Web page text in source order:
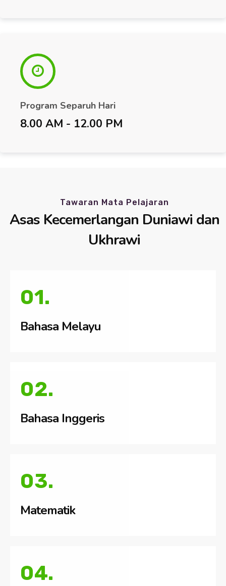
Program Separuh Hari
8.00 AM - 12.00 PM
Tawaran Mata Pelajaran
Asas Kecemerlangan Duniawi dan
Ukhrawi
01.
Bahasa Melayu
02.
Bahasa Inggeris
03.
Matematik
04.